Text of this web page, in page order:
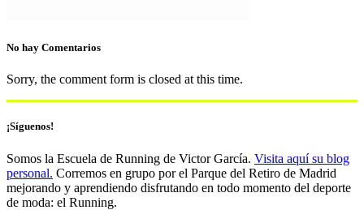
No hay Comentarios
Sorry, the comment form is closed at this time.
¡Síguenos!
Somos la Escuela de Running de Victor García. Visita aquí su blog
personal. Corremos en grupo por el Parque del Retiro de Madrid
mejorando y aprendiendo disfrutando en todo momento del deporte
de moda: el Running.